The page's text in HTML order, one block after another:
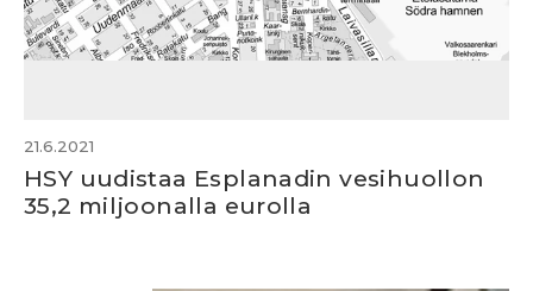
21.6.2021
HSY uudistaa Esplanadin vesihuollon
35,2 miljoonalla eurolla